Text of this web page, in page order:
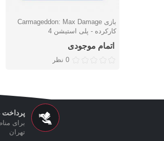
دوست داشتن
بازی Carmageddon: Max Damage
کارکرده - پلی استیشن 4
اتمام موجودی
0 نظر
تهران